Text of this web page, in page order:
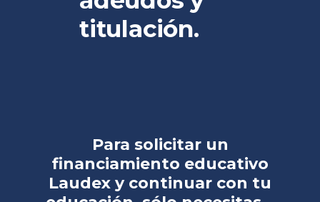
titulación.
Para solicitar un
financiamiento educativo
Laudex y continuar con tu